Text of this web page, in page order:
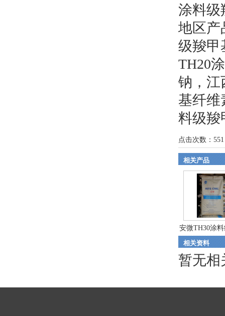
涂料级
地区
级羧甲
TH20
钠 ， 江
基纤维
料级羧
点击次数： 551
相关产品
安微TH30涂
相关资料
暂无相